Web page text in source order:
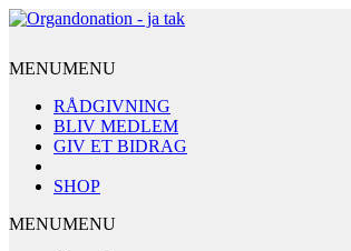
MENUMENU
RÅDGIVNING
BLIV MEDLEM
GIV ET BIDRAG
SHOP
MENUMENU